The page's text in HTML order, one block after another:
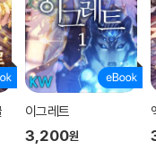
이그레트
3,200원